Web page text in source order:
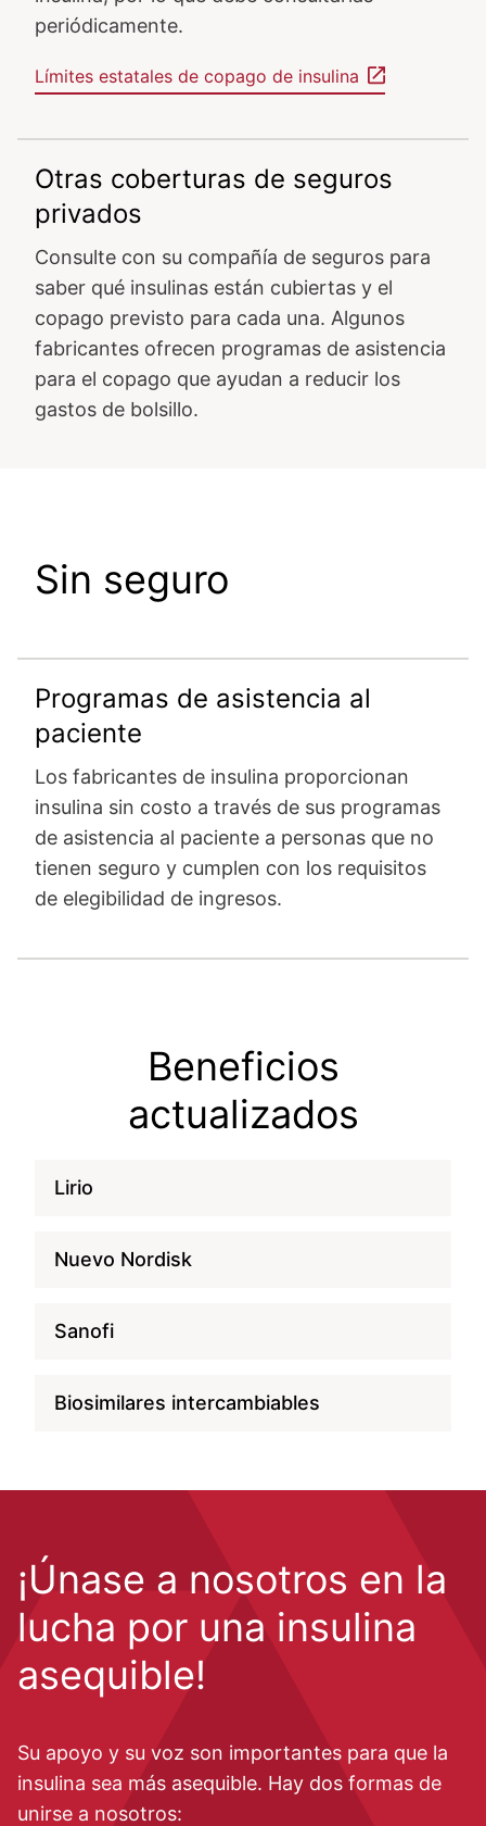
periódicamente.
Límites estatales de copago de insulina
Otras coberturas de seguros
privados
Consulte con su compañía de seguros para
saber qué insulinas están cubiertas y el
copago previsto para cada una. Algunos
fabricantes ofrecen programas de asistencia
para el copago que ayudan a reducir los
gastos de bolsillo.
Sin seguro
Programas de asistencia al
paciente
Los fabricantes de insulina proporcionan
insulina sin costo a través de sus programas
de asistencia al paciente a personas que no
tienen seguro y cumplen con los requisitos
de elegibilidad de ingresos.
Beneficios
actualizados
Lirio
Nuevo Nordisk
Sanofi
Biosimilares intercambiables
¡Únase a nosotros en la
lucha por una insulina
asequible!
Su apoyo y su voz son importantes para que la
insulina sea más asequible. Hay dos formas de
unirse a nosotros: